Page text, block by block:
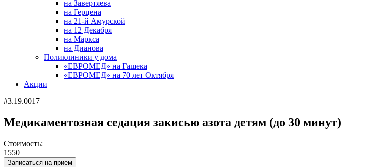
на Завертяева
на Герцена
на 21-й Амурской
на 12 Декабря
на Маркса
на Дианова
Поликлиники у дома
«ЕВРОМЕД» на Гашека
«ЕВРОМЕД» на 70 лет Октября
Акции
#3.19.0017
Медикаментозная седация закисью азота детям (до 30 минут)
Стоимость:
1550
Записаться на прием